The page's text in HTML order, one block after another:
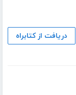
دریافت از کتابراه